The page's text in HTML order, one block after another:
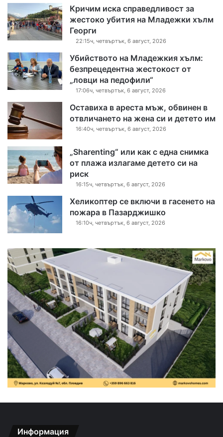
Кричим иска справедливост за
жестоко убития на Младежки хълм
Георги
22:15ч, четвъртък, 6 август, 2026
Убийството на Младежкия хълм:
безпрецедентна жестокост от
„ловци на педофили“
17:06ч, четвъртък, 6 август, 2026
Оставиха в ареста мъж, обвинен в
отвличането на жена си и детето им
16:40ч, четвъртък, 6 август, 2026
„Sharenting“ или как с една снимка
от плажа излагаме детето си на
риск
16:15ч, четвъртък, 6 август, 2026
Хеликоптер се включи в гасенето на
пожара в Пазарджишко
16:10ч, четвъртък, 6 август, 2026
Информация